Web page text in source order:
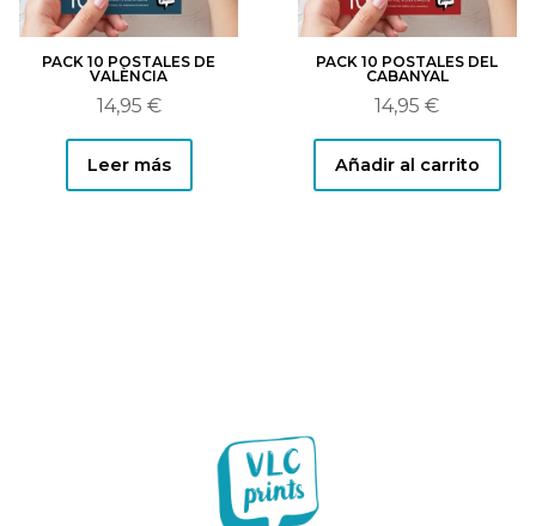
PACK 10 POSTALES DE
VALÈNCIA
14,95 €
Leer más
PACK 10 POSTALES DEL
CABANYAL
14,95€
Añadir al carrito